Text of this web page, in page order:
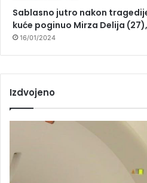
Sablasno jutro nakon
kuće poginuo Mirza Delija
16/01/2024
Izdvojeno